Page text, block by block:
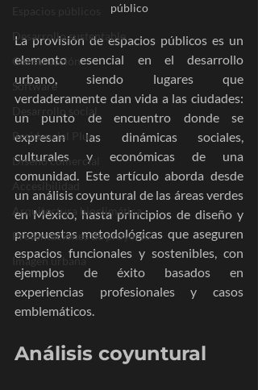
Desarrollo sustentable
Construcción
Software
Desarrollo social
Residencial Plus
Diseño comercial
Arquitectura bioclimática
Presentaciones de proyecto
Imagen urbana
público
La provisión de espacios públicos es un
elemento esencial en el desarrollo
urbano, siendo lugares que
verdaderamente dan vida a las ciudades:
un punto de encuentro donde se
expresan las dinámicas sociales,
culturales y económicas de una
comunidad. Este artículo aborda desde
un análisis coyuntural de las áreas verdes
en México, hasta principios de diseño y
propuestas metodológicas que aseguren
espacios funcionales y sostenibles, con
ejemplos de éxito basados en
experiencias profesionales y casos
emblemáticos.
Análisis coyuntural